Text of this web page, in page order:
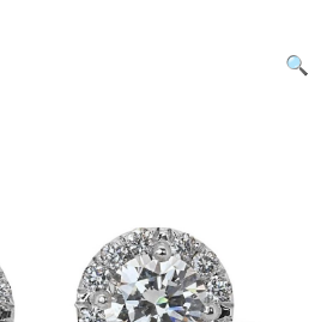
🔍